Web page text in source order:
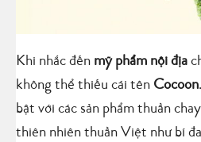
Khi nhắc đến mỹ phẩm nội địa
không thể thiếu cái tên Cocoon
bật với các sản phẩm thuần
thiên nhiên thuần Việt như bí